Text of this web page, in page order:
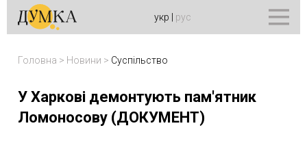
укр рус
Головна > Новини > Суспільство
У Харкові демонтують пам'ятник
Ломоносову (ДОКУМЕНТ)